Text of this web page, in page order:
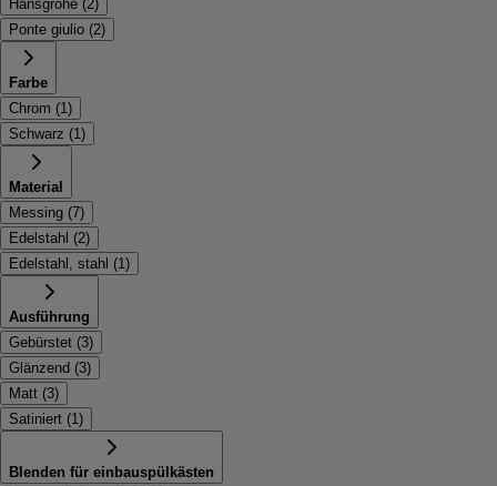
Hansgrohe (2)
Ponte giulio (2)
Farbe
Chrom (1)
Schwarz (1)
Material
Messing (7)
Edelstahl (2)
Edelstahl, stahl (1)
Ausführung
Gebürstet (3)
Glänzend (3)
Matt (3)
Satiniert (1)
Blenden für einbauspülkästen